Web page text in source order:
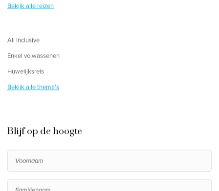
Bekijk alle reizen
All Inclusive
Enkel volwassenen
Huwelijksreis
Bekijk alle thema's
Blijf op de hoogte